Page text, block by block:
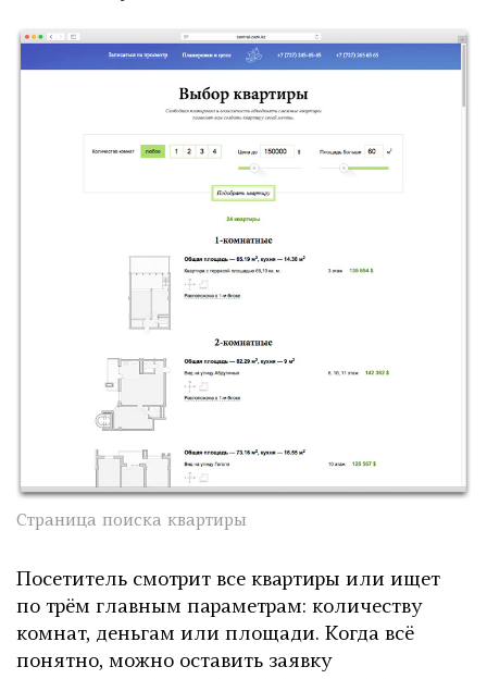
Страница поиска квартиры
Посетитель смотрит все квартиры или ищет
по трём главным параметрам: количеству
комнат, деньгам или площади. Когда всё
понятно, можно оставить заявку